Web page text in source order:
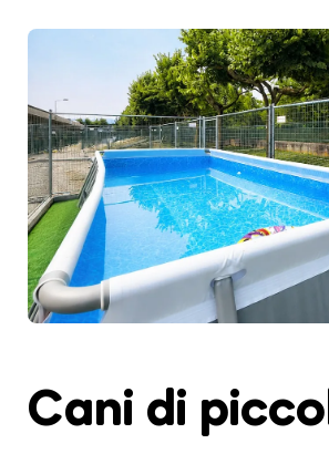
Cani di